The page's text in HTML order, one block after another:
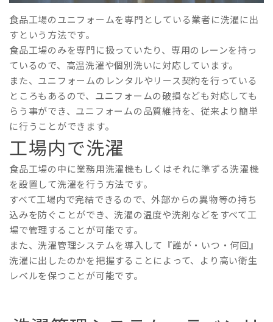
食品工場のユニフォームを専門としている業者に洗濯に出
すという方法です。
食品工場のみを専門に扱っていたり、専用のレーンを持っ
ているので、高温洗濯や個別洗いに対応しています。
また、ユニフォームのレンタルやリース契約を行っている
ところもあるので、ユニフォームの破損なども対応しても
らう事ができ、ユニフォームの品質維持を、従来より簡単
に行うことができます。
工場内で洗濯
食品工場の中に業務用洗濯機もしくはそれに準ずる洗濯機
を設置して洗濯を行う方法です。
すべて工場内で完結できるので、外部からの異物等の持ち
込みを防ぐことができ、洗濯の温度や洗剤などをすべて工
場で管理することが可能です。
また、洗濯管理システムを導入して『誰が・いつ・何回』
洗濯に出したのかを把握することによって、より高い衛生
レベルを保つことが可能です。